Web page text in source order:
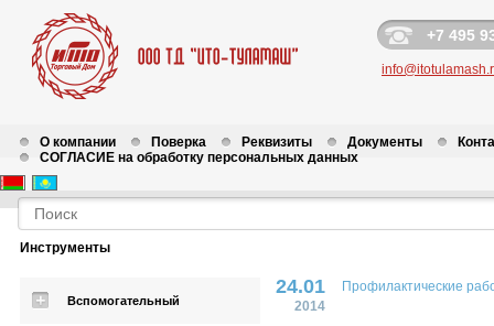
+7 495
О компании Поверка Реквизиты Документы
СОГЛАСИЕ на обработку персональных данных
Инструменты
Вспомогательный
24.01
2014
Профилактические